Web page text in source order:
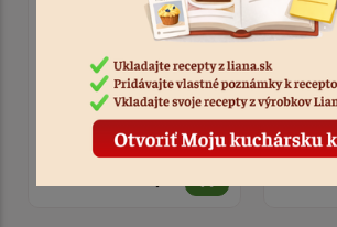
Vykrajovačka vajíčko
Kód: 533 10 ks